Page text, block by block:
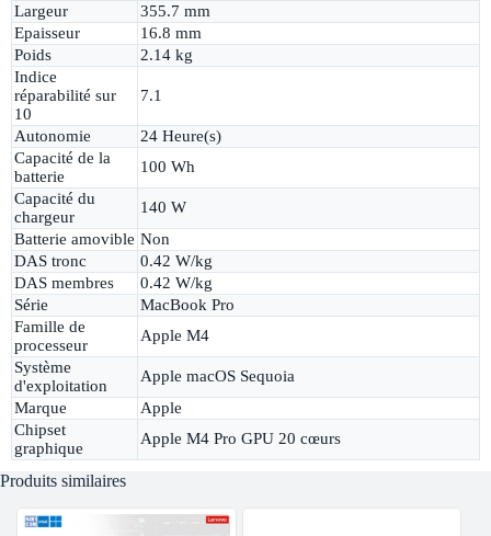
Largeur
355.7 mm
Epaisseur
16.8 mm
Poids
2.14 kg
Indice
réparabilité sur
10
7.1
Autonomie
24 Heure(s)
Capacité de la
batterie
100 Wh
Capacité du
chargeur
140 W
Batterie amovible Non
DAS tronc
0.42 W/kg
DAS membres
0.42 W/kg
Série
MacBook Pro
Famille de
processeur
Apple M4
Système
d'exploitation
Apple macOS Sequoia
Marque
Apple
Chipset
graphique
Apple M4 Pro GPU 20 cœurs
Produits similaires